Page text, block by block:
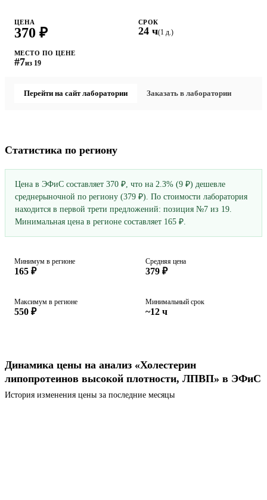
ЦЕНА
370 ₽
СРОК
24 ч(1 д.)
МЕСТО ПО ЦЕНЕ
#7из 19
Перейти на сайт лаборатории Заказать в лаборатории
Статистика по региону
Цена в ЭФиС составляет 370 ₽, что на 2.3% (9 ₽) дешевле
среднерыночной по региону (379 ₽). По стоимости лаборатория
находится в первой трети предложений: позиция №7 из 19.
Минимальная цена в регионе составляет 165 ₽.
Минимум в регионе
165 ₽
Средняя цена
379 ₽
Максимум в регионе
550 ₽
Минимальный срок
~12 ч
Динамика цены на анализ «Холестерин
липопротеинов высокой плотности, ЛПВП» в ЭФиС
История изменения цены за последние месяцы